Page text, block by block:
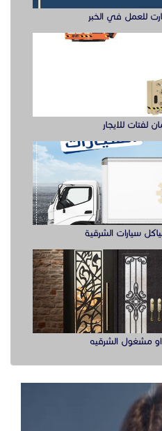
سيارات الشرقية
او مشغول الشرقيه